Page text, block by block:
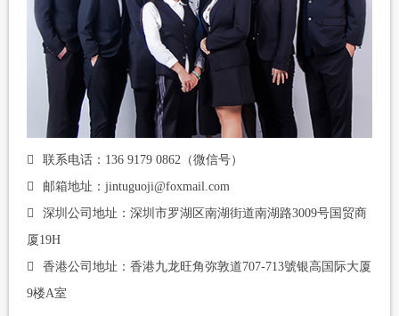
联系电话：136 9179 0862（微信号）
邮箱地址：jintuguoji@foxmail.com
深圳公司地址：深圳市罗湖区南湖街道南湖路3009号国贸商
厦19H
香港公司地址：香港九龙旺角弥敦道707-713號银高国际大厦
9楼A室